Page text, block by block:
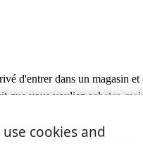
spécialisé
d'entrer dans un magasin et
que vous vouliez acheter,
derrière une vitre ? Cette
de la vente au détail,
cookies and